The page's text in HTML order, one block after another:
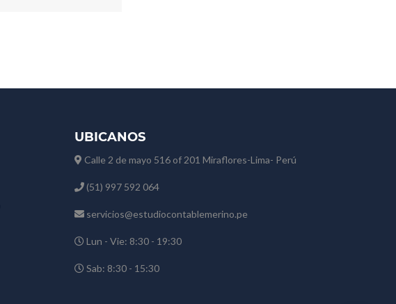
UBICANOS
Calle 2 de mayo 516 of 201 Miraflores-Lima- Perú
(51) 997 592 064
servicios@estudiocontablemerino.pe
Lun - Vie: 8:30 - 19:30
Sab: 8:30 - 15:30